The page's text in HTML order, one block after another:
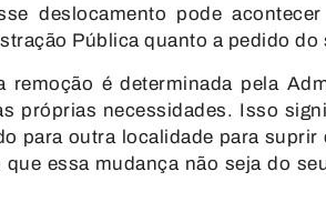
deslocamento pode
Pública quanto a pedido do
remoção é determinada pela
próprias necessidades. Isso
para outra localidade para suprir
essa mudança não seja do